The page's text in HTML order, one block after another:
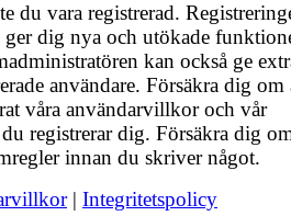
du vara registrerad.
dig nya och utökade
kan också ge
användare. Försäkra dig om
våra användarvillkor och vår
registrerar dig. Försäkra dig
innan du skriver något.
| Integritetspolicy